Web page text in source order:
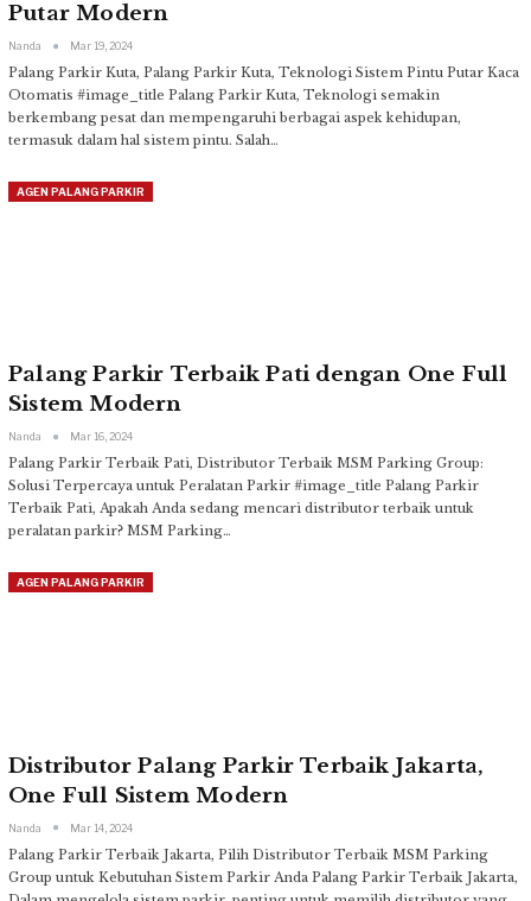
Putar Modern
Nanda Mar 19, 2024
Palang Parkir Kuta, Palang Parkir Kuta, Teknologi Sistem Pintu Putar Kaca
Otomatis #image_title Palang Parkir Kuta, Teknologi semakin
berkembang pesat dan mempengaruhi berbagai aspek kehidupan,
termasuk dalam hal sistem pintu. Salah…
AGEN PALANG PARKIR
Palang Parkir Terbaik Pati dengan One Full
Sistem Modern
Nanda Mar 16, 2024
Palang Parkir Terbaik Pati, Distributor Terbaik MSM Parking Group:
Solusi Terpercaya untuk Peralatan Parkir #image_title Palang Parkir
Terbaik Pati, Apakah Anda sedang mencari distributor terbaik untuk
peralatan parkir? MSM Parking…
AGEN PALANG PARKIR
Distributor Palang Parkir Terbaik Jakarta,
One Full Sistem Modern
Nanda Mar 14, 2024
Palang Parkir Terbaik Jakarta, Pilih Distributor Terbaik MSM Parking
Group untuk Kebutuhan Sistem Parkir Anda Palang Parkir Terbaik Jakarta,